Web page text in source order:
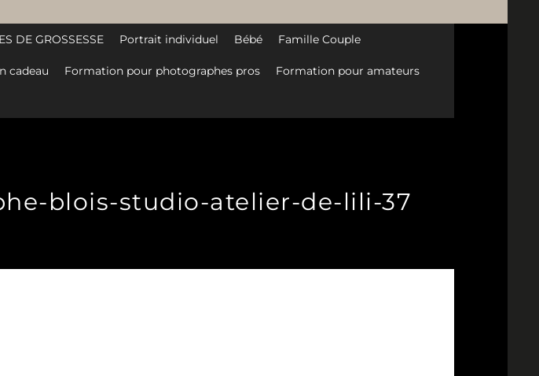
DE GROSSESSE Portrait individuel Bébé Famille Couple
cadeau Formation pour photographes pros Formation pour amateurs
blois-studio-atelier-de-lili-37